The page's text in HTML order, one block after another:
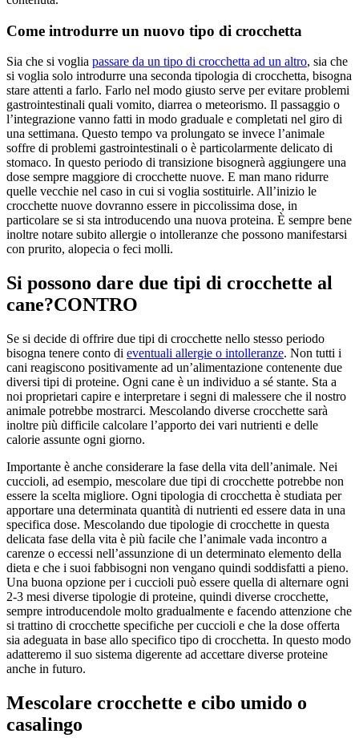
Come introdurre un nuovo tipo di crocchetta
Sia che si voglia passare da un tipo di crocchetta ad un altro, sia che
si voglia solo introdurre una seconda tipologia di crocchetta, bisogna
stare attenti a farlo. Farlo nel modo giusto serve per evitare problemi
gastrointestinali quali vomito, diarrea o meteorismo. Il passaggio o
l’integrazione vanno fatti in modo graduale e completati nel giro di
una settimana. Questo tempo va prolungato se invece l’animale
soffre di problemi gastrointestinali o è particolarmente delicato di
stomaco. In questo periodo di transizione bisognerà aggiungere una
dose sempre maggiore di crocchette nuove. E man mano ridurre
quelle vecchie nel caso in cui si voglia sostituirle. All’inizio le
crocchette nuove dovranno essere in piccolissima dose, in
particolare se si sta introducendo una nuova proteina. È sempre bene
inoltre notare subito allergie o intolleranze che possono manifestarsi
con prurito, alopecia o feci molli.
Si possono dare due tipi di crocchette al
cane?CONTRO
Se si decide di offrire due tipi di crocchette nello stesso periodo
bisogna tenere conto di eventuali allergie o intolleranze. Non tutti i
cani reagiscono positivamente ad un’alimentazione contenente due
diversi tipi di proteine. Ogni cane è un individuo a sé stante. Sta a
noi proprietari capire e interpretare i segni di malessere che il nostro
animale potrebbe mostrarci. Mescolando diverse crocchette sarà
inoltre più difficile calcolare l’apporto dei vari nutrienti e delle
calorie assunte ogni giorno.
Importante è anche considerare la fase della vita dell’animale. Nei
cuccioli, ad esempio, mescolare due tipi di crocchette potrebbe non
essere la scelta migliore. Ogni tipologia di crocchetta è studiata per
apportare una determinata quantità di nutrienti ed essere data in una
specifica dose. Mescolando due tipologie di crocchette in questa
delicata fase della vita è più facile che l’animale vada incontro a
carenze o eccessi nell’assunzione di un determinato elemento della
dieta e che i suoi fabbisogni non vengano quindi soddisfatti a pieno.
Una buona opzione per i cuccioli può essere quella di alternare ogni
2-3 mesi diverse tipologie di proteine, quindi diverse crocchette,
sempre introducendole molto gradualmente e facendo attenzione che
si trattino di crocchette specifiche per cuccioli e che la dose offerta
sia adeguata in base allo specifico tipo di crocchetta. In questo modo
adatteremo il suo sistema digerente ad accettare diverse proteine
anche in futuro.
Mescolare crocchette e cibo umido o
casalingo